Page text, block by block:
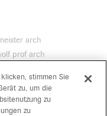
arch
prof arch
3
stimmen Sie
zu, um die
zu
zu